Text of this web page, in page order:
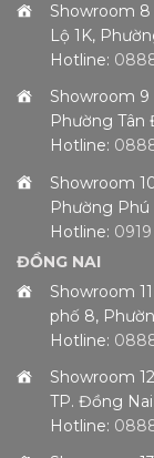
Showroom 8
Lộ 1K,
Hotline:
Showroom 9
Phường Tân
Hotline:
Showroom
Phường Phú
Hotline:
ĐỒNG NAI
Showroom
phố 8,
Hotline:
Showroom
TP. Đồng Nai
Hotline: